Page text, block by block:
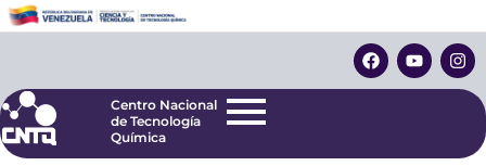
al
F
a
c
o
Y
o
u
e
I
n
s
r
Centro Nacional
de Tecnología
Centro Nacional
de Tecnología
Química